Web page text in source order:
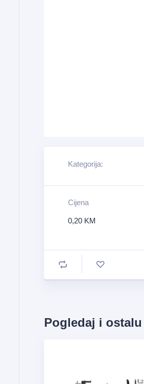
Kategorija:
Cijena
0,20 KM
Pogledaj i